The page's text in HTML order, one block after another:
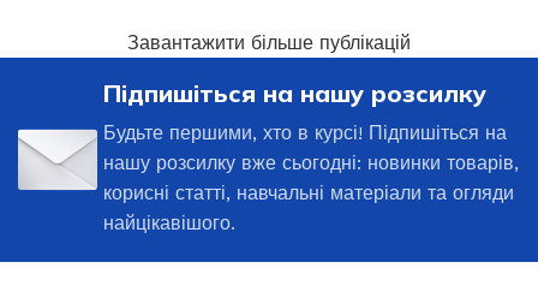
Завантажити більше публікацій
Підпишіться на нашу розсилку
Будьте першими, хто в курсі! Підпишіться на
нашу розсилку вже сьогодні: новинки товарів,
корисні статті, навчальні матеріали та огляди
найцікавішого.